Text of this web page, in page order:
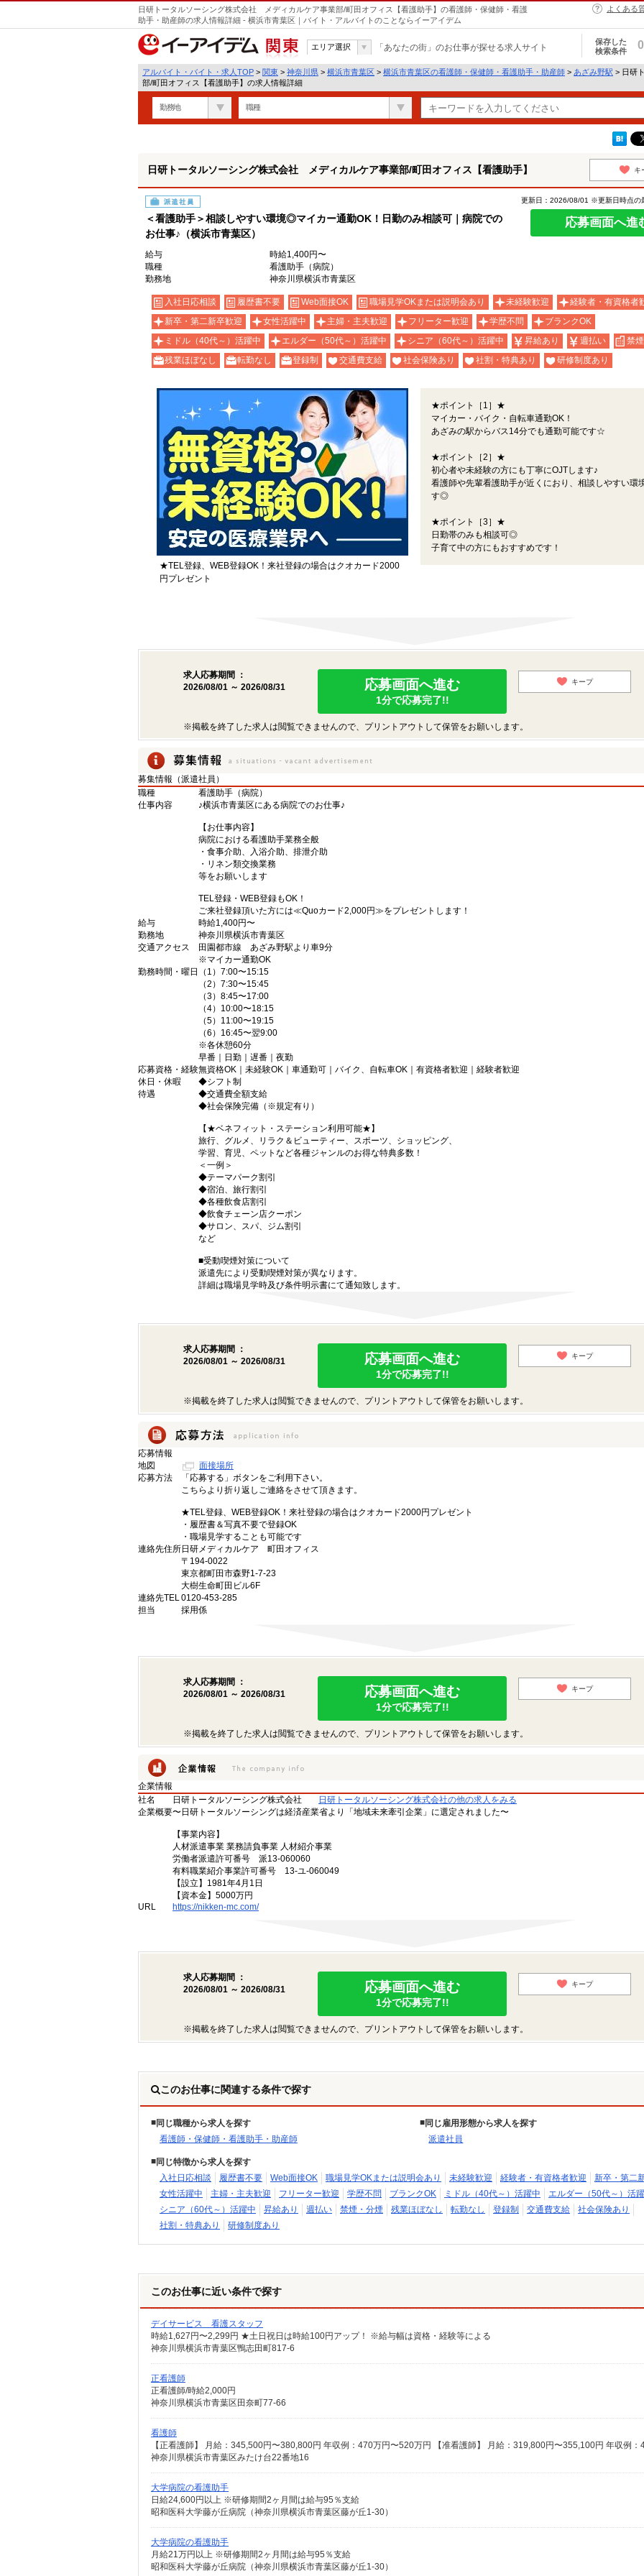
日研トータルソーシング株式会社 メディカルケア事業部/町田オフィス【看護助手】の看護師・保健師・看護
助手・助産師の求人情報詳細 - 横浜市青葉区｜バイト・アルバイトのことならイーアイデム
よくある
関東
エリア選択 「あなたの街」のお仕事が探せる求人サイト
保存した
検索条件
0
アルバイト・バイト・求人TOP > 関東 > 神奈川県 > 横浜市青葉区 > 横浜市青葉区の看護師・保健師・看護助手・助産師 > あざみ野駅 > 日研
部/町田オフィス【看護助手】の求人情報詳細
勤務地 職種
日研トータルソーシング株式会社 メディカルケア事業部/町田オフィス【看護助手】 キ
派遣社員
＜看護助手＞相談しやすい環境◎マイカー通勤OK！日勤のみ相談可｜病院での
お仕事♪（横浜市青葉区）
更新日：2026/08/01 ※更新日時点の
応募画面へ進
給与
時給1,400円〜
職種
看護助手（病院）
勤務地
神奈川県横浜市青葉区
入社日応相談 履歴書不要 Web面接OK 職場見学OKまたは説明会あり 未経験歓迎
経験者・有資格者
新卒・第二新卒歓迎
女性活躍中 主婦・主夫歓迎 フリーター歓迎 学歴不問
ブランクOK
ミドル（40代～）活躍中
エルダー（50代～）活躍中 シニア（60代～）活躍中 昇給あり 週払い
禁
残業ほぼなし
転勤なし 登録制 交通費支給 社会保険あり 社割・特典あり 研修制度あり
★TEL登録、WEB登録OK！来社登録の場合はクオカード2000
円プレゼント
★ポイント［1］★
マイカー・バイク・自転車通勤OK！
あざみの駅からバス14分でも通勤可能です☆
★ポイント［2］★
初心者や未経験の方にも丁寧にOJTします♪
看護師や先輩看護助手が近くにおり、相談しやすい環
す◎
★ポイント［3］★
日勤帯のみも相談可◎
子育て中の方にもおすすめです！
求人応募期間 ：
2026/08/01 ～ 2026/08/31
応募画面へ進む
1分で応募完了!!
キープ
※掲載を終了した求人は閲覧できませんので、プリントアウトして保管をお願いします。
募集情報（派遣社員）
職種
看護助手（病院）
仕事内容
♪横浜市青葉区にある病院でのお仕事♪
【お仕事内容】
病院における看護助手業務全般
・食事介助、入浴介助、排泄介助
・リネン類交換業務
等をお願いします
TEL登録・WEB登録もOK！
ご来社登録頂いた方には≪Quoカード2,000円≫をプレゼントします！
給与
時給1,400円〜
勤務地
神奈川県横浜市青葉区
交通アクセス
田園都市線 あざみ野駅より車9分
※マイカー通勤OK
勤務時間・曜日
（1）7:00〜15:15
（2）7:30〜15:45
（3）8:45〜17:00
（4）10:00〜18:15
（5）11:00〜19:15
（6）16:45〜翌9:00
※各休憩60分
早番｜日勤｜遅番｜夜勤
応募資格・経験無資格OK｜未経験OK｜車通勤可｜バイク、自転車OK｜有資格者歓迎｜経験者歓迎
休日・休暇
◆シフト制
待遇
◆交通費全額支給
◆社会保険完備（※規定有り）
【★ベネフィット・ステーション利用可能★】
旅行、グルメ、リラク＆ビューティー、スポーツ、ショッピング、
学習、育児、ペットなど各種ジャンルのお得な特典多数！
＜一例＞
◆テーマパーク割引
◆宿泊、旅行割引
◆各種飲食店割引
◆飲食チェーン店クーポン
◆サロン、スパ、ジム割引
など
■受動喫煙対策について
派遣先により受動喫煙対策が異なります。
詳細は職場見学時及び条件明示書にて通知致します。
求人応募期間 ：
2026/08/01 ～ 2026/08/31
応募画面へ進む
1分で応募完了!!
キープ
※掲載を終了した求人は閲覧できませんので、プリントアウトして保管をお願いします。
応募情報
地図
面接場所
応募方法
「応募する」ボタンをご利用下さい。
こちらより折り返しご連絡をさせて頂きます。
★TEL登録、WEB登録OK！来社登録の場合はクオカード2000円プレゼント
・履歴書＆写真不要で登録OK
・職場見学することも可能です
連絡先住所日研メディカルケア 町田オフィス
〒194-0022
東京都町田市森野1-7-23
大樹生命町田ビル6F
連絡先TEL0120-453-285
担当
採用係
求人応募期間 ：
2026/08/01 ～ 2026/08/31
応募画面へ進む
1分で応募完了!!
キープ
※掲載を終了した求人は閲覧できませんので、プリントアウトして保管をお願いします。
企業情報
社名
日研トータルソーシング株式会社
日研トータルソーシング株式会社の他の求人をみる
企業概要〜日研トータルソーシングは経済産業省より「地域未来牽引企業」に選定されました〜
【事業内容】
人材派遣事業 業務請負事業 人材紹介事業
労働者派遣許可番号 派13-060060
有料職業紹介事業許可番号 13-ユ-060049
【設立】1981年4月1日
【資本金】5000万円
URL
https://nikken-mc.com/
求人応募期間 ：
2026/08/01 ～ 2026/08/31
応募画面へ進む
1分で応募完了!!
キープ
※掲載を終了した求人は閲覧できませんので、プリントアウトして保管をお願いします。
このお仕事に関連する条件で探す
同じ職種から求人を探す
看護師・保健師・看護助手・助産師
同じ雇用形態から求人を探す
派遣社員
同じ特徴から求人を探す
入社日応相談
履歴書不要 Web面接OK 職場見学OKまたは説明会あり 未経験歓迎 経験者・有資格者歓迎
新卒・第二
女性活躍中
主婦・主夫歓迎 フリーター歓迎 学歴不問 ブランクOK ミドル（40代～）活躍中
エルダー（50代～）活
シニア（60代～）活躍中
昇給あり 週払い 禁煙・分煙 残業ほぼなし 転勤なし 登録制 交通費支給
社会保険あり
社割・特典あり
研修制度あり
このお仕事に近い条件で探す
デイサービス 看護スタッフ
時給1,627円〜2,299円 ★土日祝日は時給100円アップ！ ※給与幅は資格・経験等による
神奈川県横浜市青葉区鴨志田町817-6
正看護師
正看護師/時給2,000円
神奈川県横浜市青葉区田奈町77-66
看護師
神奈川県横浜市青葉区みたけ台22番地16
大学病院の看護助手
日給24,600円以上 ※研修期間2ヶ月間は給与95％支給
昭和医科大学藤が丘病院（神奈川県横浜市青葉区藤が丘1-30）
大学病院の看護助手
月給21万円以上 ※研修期間2ヶ月間は給与95％支給
昭和医科大学藤が丘病院（神奈川県横浜市青葉区藤が丘1-30）